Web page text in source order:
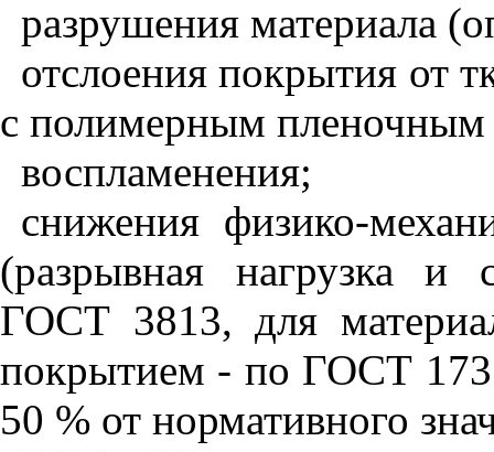
разрушения материала
отслоения покрытия от
с полимерным
воспламенения;
снижения физико-
(разрывная нагрузка и
ГОСТ 3813, для
покрытием - по ГОСТ
50 % от нормативного